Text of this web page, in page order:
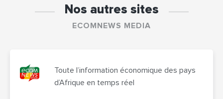
Nos autres sites
ECOMNEWS MEDIA
Toute l’information économique des pays
d’Afrique en temps réel